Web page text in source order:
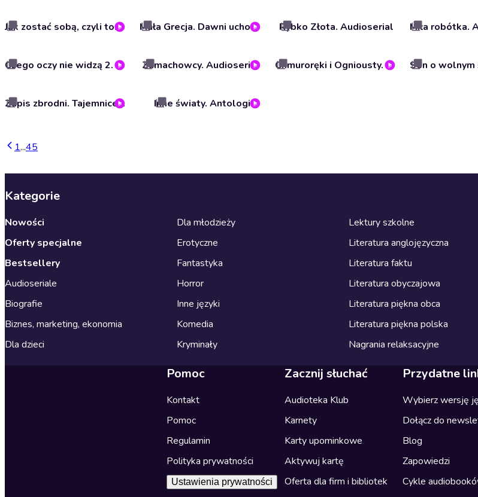
Jak zostać sobą, czyli totalnie liryczne przygody Nowaków. Audioserial Mała Grecja. Dawni uchodźcy i ich polska odyseja. Audioserial Rybko Złota. Audioserial
Czego oczy nie widzą 2. Audioserial Zamachowcy. Audioserial Chmuroręki i Ogniousty. Audioserial
Zapis zbrodni. Tajemnice morderstwa Jaroszewiczów. Audioserial Inne światy. Antologia
1...45
Kategorie
Nowości
Oferty specjalne
Bestsellery
Audioseriale
Biografie
Biznes, marketing, ekonomia
Dla dzieci
Dla młodzieży
Erotyczne
Fantastyka
Horror
Inne języki
Komedia
Kryminały
Lektury szkolne
Literatura anglojęzyczna
Literatura faktu
Literatura obyczajowa
Literatura piękna obca
Literatura piękna polska
Nagrania relaksacyjne
Pomoc
Kontakt
Pomoc
Regulamin
Polityka prywatności
Ustawienia prywatności
Zacznij słuchać
Audioteka Klub
Karnety
Karty upominkowe
Aktywuj kartę
Oferta dla firm i bibliotek
Przydatne
Wybierz wersję
Dołącz do
Blog
Zapowiedzi
Cykle